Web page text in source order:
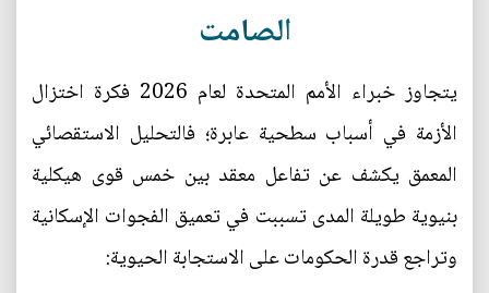
الصامت
يتجاوز خبراء الأمم المتحدة لعام 2026 فكرة اختزال
الأزمة في أسباب سطحية عابرة؛ فالتحليل الاستقصائي
المعمق يكشف عن تفاعل معقد بين خمس قوى هيكلية
بنيوية طويلة المدى تسببت في تعميق الفجوات الإسكانية
وتراجع قدرة الحكومات على الاستجابة الحيوية: